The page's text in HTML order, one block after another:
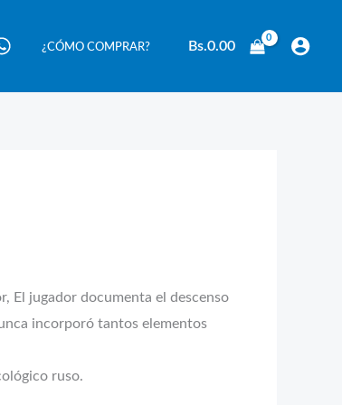
¿CÓMO COMPRAR? Bs.0.00
El jugador documenta el descenso
incorporó tantos elementos
ruso.